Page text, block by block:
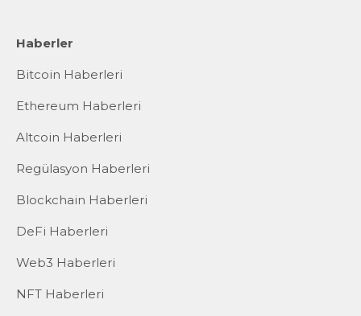
Haberler
Bitcoin Haberleri
Ethereum Haberleri
Altcoin Haberleri
Regülasyon Haberleri
Blockchain Haberleri
DeFi Haberleri
Web3 Haberleri
NFT Haberleri